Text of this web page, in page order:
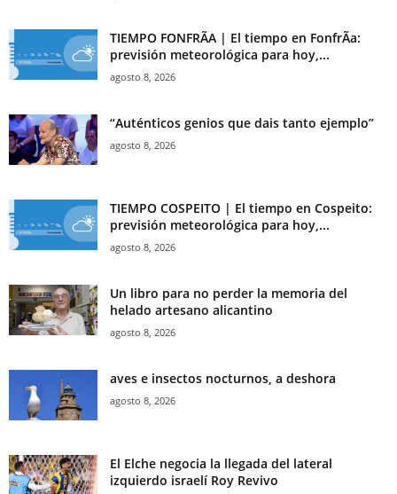
TIEMPO FONFRÃ­A | El tiempo en FonfrÃ­a:
previsión meteorológica para hoy,...
agosto 8, 2026
“Auténticos genios que dais tanto ejemplo”
agosto 8, 2026
TIEMPO COSPEITO | El tiempo en Cospeito:
previsión meteorológica para hoy,...
agosto 8, 2026
Un libro para no perder la memoria del
helado artesano alicantino
agosto 8, 2026
aves e insectos nocturnos, a deshora
agosto 8, 2026
El Elche negocia la llegada del lateral
izquierdo israelí Roy Revivo